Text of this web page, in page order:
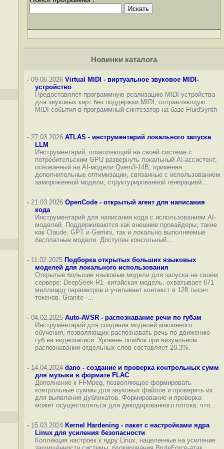
Новинки каталога
- 09.06.2026 Virtual MIDI - виртуальное звуковое MIDI-
устройство
Предоставляет программную реализацию MIDI-устройства
для звуковых карт без поддержки MIDI, отправляющую
MIDI-события в программный синтезатор на базе FluidSynth
.
- 27.03.2026 ATLAS - инструментарий локального запуска
LLM
Инструментарий, позволяющий на своей системе с
потребительским GPU развернуть локальный AI-ассистент,
основанный на AI-модели Qwen3-14B, применяя
дополнительные оптимизации, связанные с использованием
замороженной модели, структурированной генерацией...
- 21.03.2026 OpenCode - открытый агент для написания
кода
Инструментарий для написания кода с использованием AI-
моделей. Поддерживаются как внешние провайдеры, такие
как Claude, GPT и Gemini, так и локально выполняемые
бесплатные модели. Доступен консольный...
- 11.02.2025 Подборка открытых больших языковых
моделей для локального использования
Открытые большие языковые модели для запуска на своём
сервере: DeepSeek-R1 -китайская модель, охватывает 671
миллиард параметров и учитывает контекст в 128 тысяч
токенов. Granite -...
- 04.02.2025 Auto-AVSR - распознавание речи по губам
Инструментарий для создания моделей машинного
обучения, позволяющих распознавать речь по движению
губ на видеозаписи. Уровень ошибок при визуальном
распознавании отдельных слов составляет 20.3%.
- 14.04.2024 dano - создание и проверка контрольных сумм
для музыки в формате FLAC
Дополнение к FFMpeg, позволяющее формировать
контрольные суммы для звуковых файлов и проверять их
для выявления дубликатов. Формирование и проверка
может осуществляться для декодированного потока, что...
- 15.03.2024 Kernel Hardening - пакет с настройками ядра
Linux для усиления безопасности
Коллекция настроек к ядру Linux, нацеленные на усиление